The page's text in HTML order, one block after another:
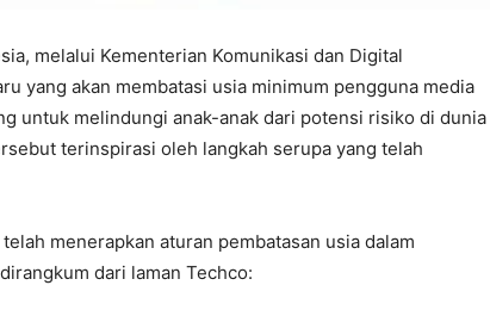
melalui Kementerian Komunikasi dan Digital
yang akan membatasi usia minimum pengguna media
untuk melindungi anak-anak dari potensi risiko di dunia
terinspirasi oleh langkah serupa yang telah
menerapkan aturan pembatasan usia dalam
dari laman Techco: